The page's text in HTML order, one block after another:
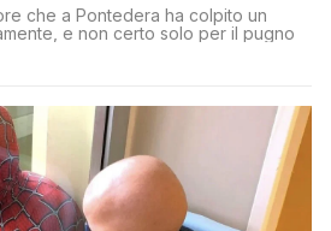
che a Pontedera ha colpito un
e non certo solo per il pugno